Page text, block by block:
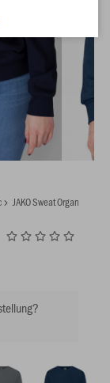
JAKO Sweat Organic